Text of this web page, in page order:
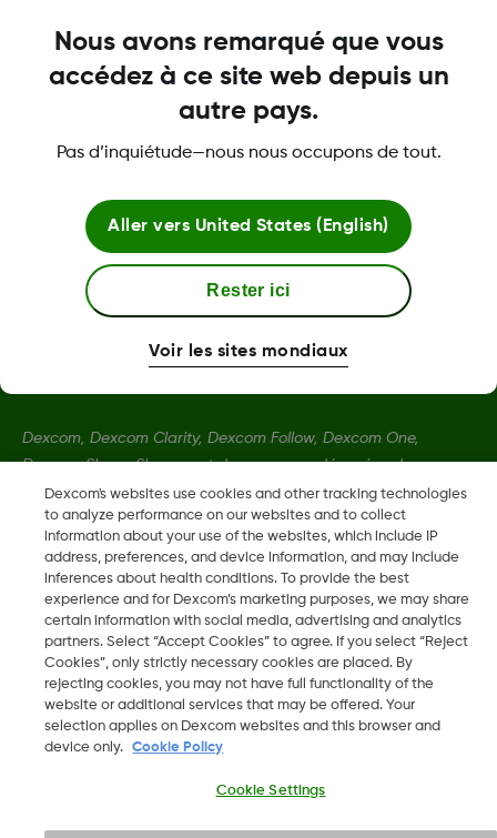
À propos de Dexcom
Plus d'information
Dexcom, Dexcom Clarity, Dexcom Follow, Dexcom One,
Dexcom Share, Share sont des marques déposées de
Dexcom, Inc. aux États-Unis et peuvent être enregistrées dans
d'autres pays.
2026 Dexcom, Inc. Tous droits réservés.
Nous avons remarqué que vous
accédez à ce site web depuis un
autre pays.
Pas d’inquiétude—nous nous occupons de tout.
Aller vers United States (English)
Rester ici
Voir les sites mondiaux
Dexcom's websites use cookies and other tracking technologies
to analyze performance on our websites and to collect
information about your use of the websites, which include IP
address, preferences, and device information, and may include
inferences about health conditions. To provide the best
experience and for Dexcom’s marketing purposes, we may share
certain information with social media, advertising and analytics
partners. Select “Accept Cookies” to agree. If you select “Reject
Cookies”, only strictly necessary cookies are placed. By
rejecting cookies, you may not have full functionality of the
website or additional services that may be offered. Your
selection applies on Dexcom websites and this browser and
device only.
Cookie Policy
Cookie Settings